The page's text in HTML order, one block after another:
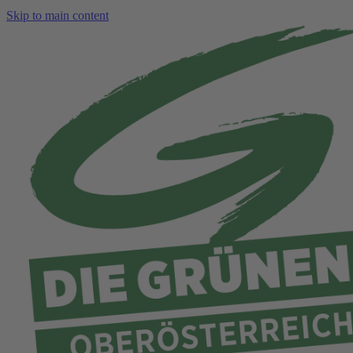
Skip to main content